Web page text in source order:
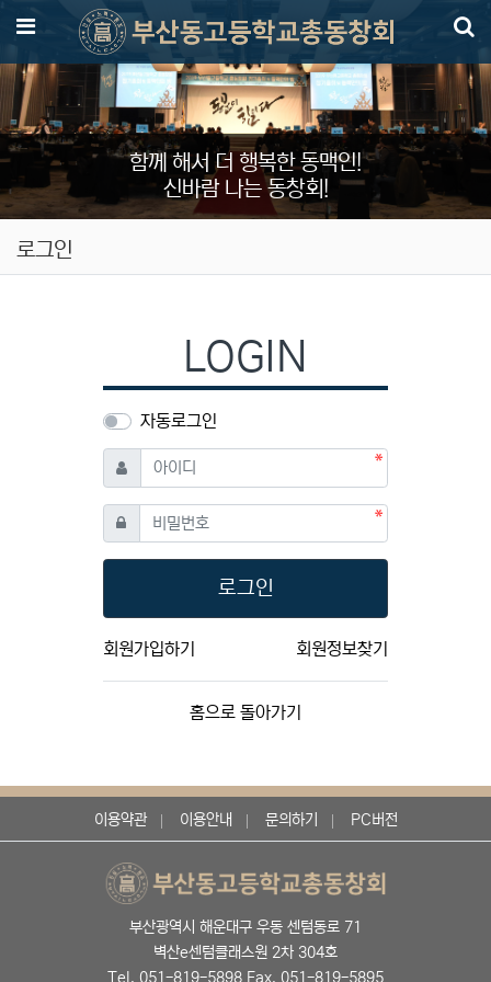
함께 해서 더 행복한 동맥인!
신바람 나는 동창회!
메뉴
로그인
LOGIN
자동로그인
아이디 필수
비밀번호필수
로그인
회원가입하기 회원정보찾기
홈으로 돌아가기
이용약관 이용안내 문의하기 PC버전
부산광역시 해운대구 우동 센텀동로 71
벽산e센텀클래스원 2차 304호
Tel. 051-819-5898 Fax. 051-819-5895